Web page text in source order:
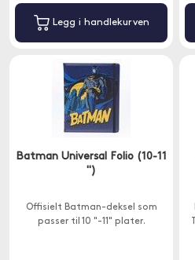
Legg i handlekurven
Batman Universal Folio (10-11
")
Offisielt Batman-deksel som
passer til 10 "-11" plater.